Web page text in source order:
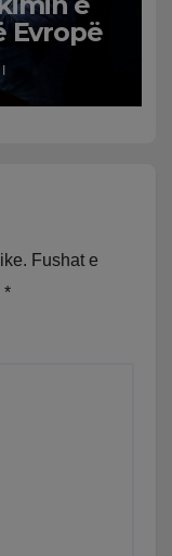
Evropë
Fushat e
*